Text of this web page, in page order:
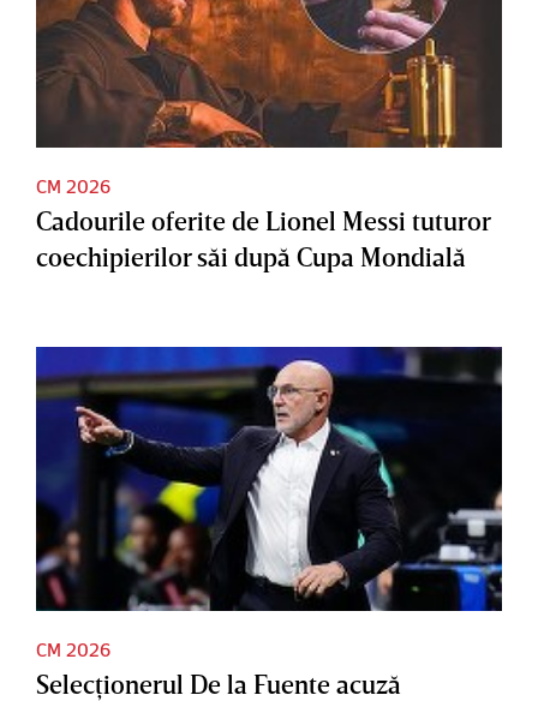
CM 2026
Cadourile oferite de Lionel Messi tuturor
coechipierilor săi după Cupa Mondială
CM 2026
Selecţionerul De la Fuente acuză